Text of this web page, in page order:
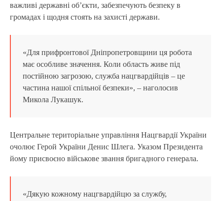
важливі державні об’єкти, забезпечують безпеку в
громадах і щодня стоять на захисті держави.
«Для прифронтової Дніпропетровщини ця робота
має особливе значення. Коли область живе під
постійною загрозою, служба нацгвардійців – це
частина нашої спільної безпеки», – наголосив
Микола Лукашук.
Центральне територіальне управління Нацгвардії України
очолює Герой України Денис Шлега. Указом Президента
йому присвоєно військове звання бригадного генерала.
«Дякую кожному нацгвардійцю за службу,